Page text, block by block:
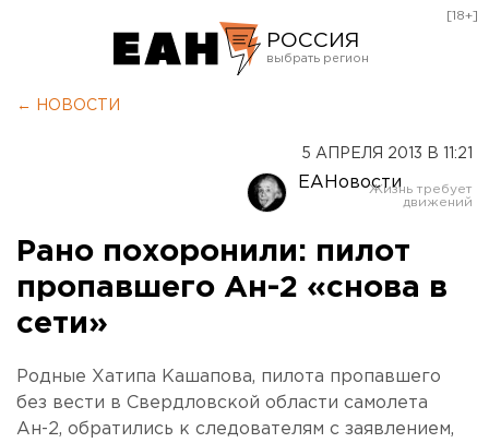
РОССИЯ
Оренбург
[18+]
← НОВОСТИ
5 АПРЕЛЯ 2013 В 11:21
ЕАНовости
Рано похоронили: пилот
пропавшего Ан-2 «снова в
сети»
Родные Хатипа Кашапова, пилота пропавшего
без вести в Свердловской области самолета
Ан-2, обратились к следователям с заявлением,